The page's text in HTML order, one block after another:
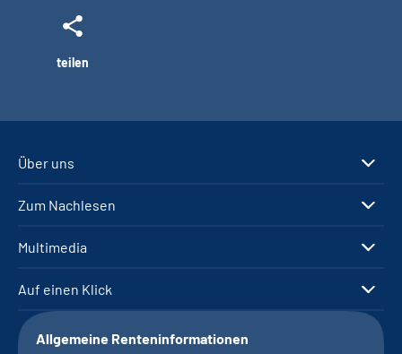
teilen
Über uns
Zum Nachlesen
Multimedia
Auf einen Klick
Allgemeine Renteninformationen